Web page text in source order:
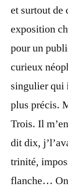
et surtout de
exposition
pour un
curieux
singulier qui
plus précis.
Trois. Il
dit dix,
trinité,
flanche… On